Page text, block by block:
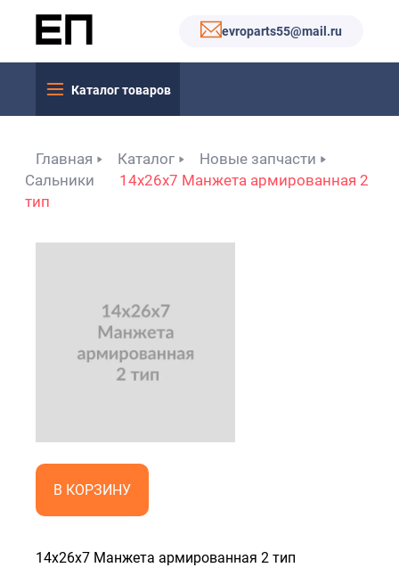
evroparts55@mail.ru
Каталог товаров
Главная Каталог
Новые запчасти
Сальники
14x26x7 Манжета армированная 2
тип
В КОРЗИНУ
14x26x7 Манжета армированная 2 тип